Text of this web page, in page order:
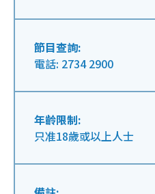
節目查詢:
電話: 2734 2900
年齡限制:
只准18歲或以上人士